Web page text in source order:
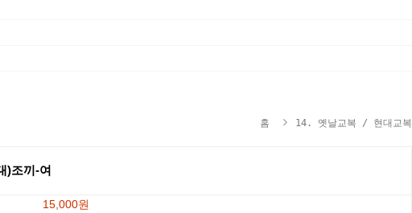
홈
14. 옛날교복 / 현대교복
)조끼-여
15,000원